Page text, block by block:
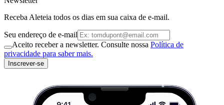
Receba Aleteia todos os dias em sua caixa de e-mail.
Seu endereço de e-mail
Aceito receber a newsletter. Consulte nossa Política de
privacidade para saber mais.
Inscrever-se